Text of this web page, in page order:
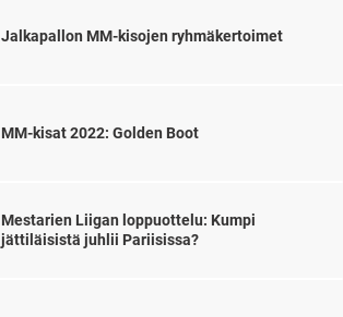
Jalkapallon MM-kisojen ryhmäkertoimet
MM-kisat 2022: Golden Boot
Mestarien Liigan loppuottelu: Kumpi
jättiläisistä juhlii Pariisissa?